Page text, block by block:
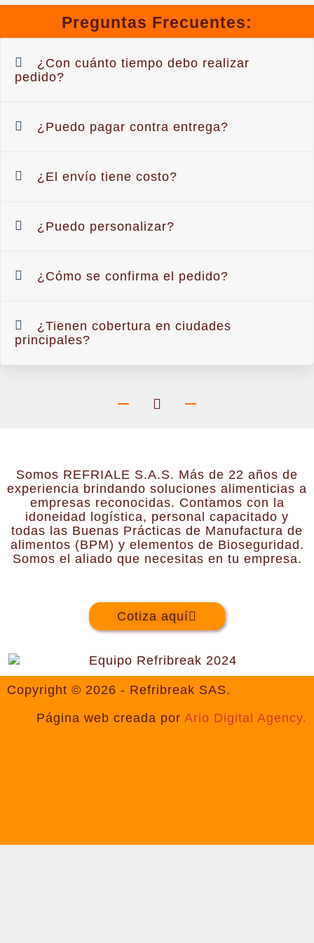
Preguntas Frecuentes:
¿Con cuánto tiempo debo realizar
pedido?
¿Puedo pagar contra entrega?
¿El envío tiene costo?
¿Puedo personalizar?
¿Cómo se confirma el pedido?
¿Tienen cobertura en ciudades
principales?
Somos REFRIALE S.A.S. Más de 22 años de
experiencia brindando soluciones alimenticias a
empresas reconocidas. Contamos con la
idoneidad logística, personal capacitado y
todas las Buenas Prácticas de Manufactura de
alimentos (BPM) y elementos de Bioseguridad.
Somos el aliado que necesitas en tu empresa.
Cotiza aquí
Copyright © 2026 - Refribreak SAS.
Página web creada por Ario Digital Agency.